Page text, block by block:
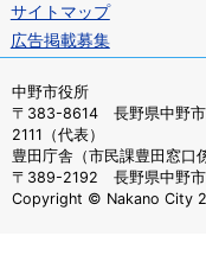
サイトマップ
広告掲載募集
中野市役所
〒383-8614 長野県中野
2111（代表）
豊田庁舎（市民課豊田窓口
〒389-2192 長野県中野
Copyright © Nakano City